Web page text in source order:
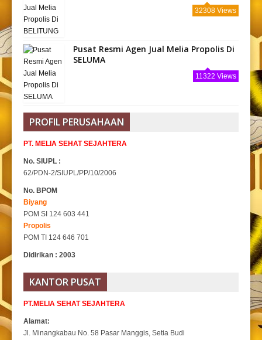
32308 Views
Pusat Resmi Agen Jual Melia Propolis Di
SELUMA
11322 Views
PROFIL PERUSAHAAN
PT. MELIA SEHAT SEJAHTERA
No. SIUPL :
62/PDN-2/SIUPL/PP/10/2006
No. BPOM
Biyang
POM SI 124 603 441
Propolis
POM TI 124 646 701
Didirikan : 2003
KANTOR PUSAT
PT.MELIA SEHAT SEJAHTERA
Alamat:
Jl. Minangkabau No. 58 Pasar Manggis, Setia Budi